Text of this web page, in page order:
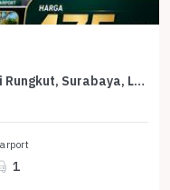
Rumah Minimalis Harga Ekonomis di Rungkut, Surabaya, LB 40m²
1